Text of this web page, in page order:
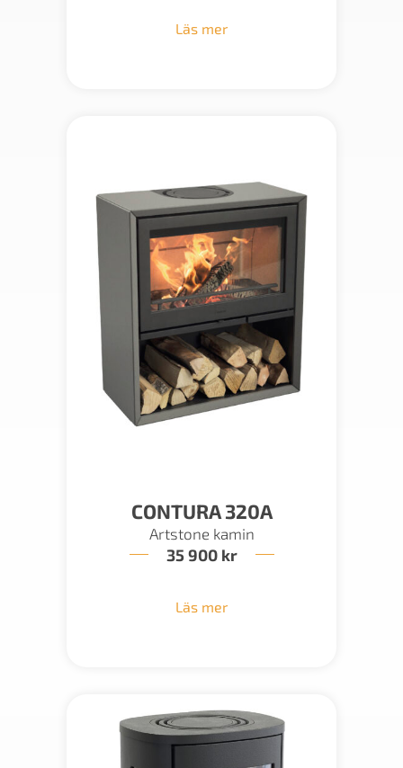
Läs mer
CONTURA 320A
Artstone kamin
35 900 kr
Läs mer